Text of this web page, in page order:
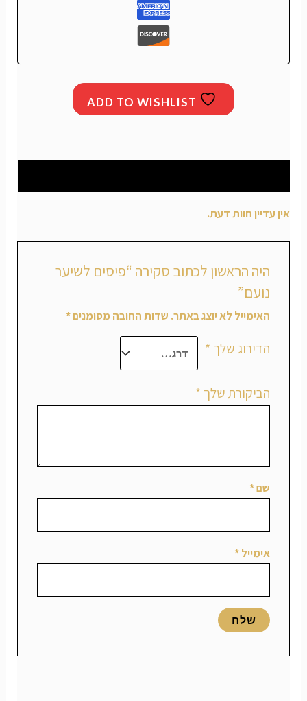
ADD TO WISHLIST
אין עדיין חוות דעת.
היה הראשון לכתוב סקירה “פיסים לשיער
נועם”
האימייל לא יוצג באתר. שדות החובה מסומנים*
הדירוג שלך *
הביקורת שלך *
שם*
אימייל*